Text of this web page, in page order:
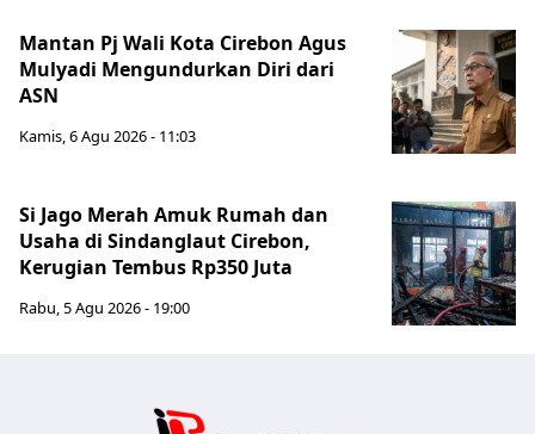
Mantan Pj Wali Kota Cirebon Agus
Mulyadi Mengundurkan Diri dari
ASN
Kamis, 6 Agu 2026 - 11:03
Si Jago Merah Amuk Rumah dan
Usaha di Sindanglaut Cirebon,
Kerugian Tembus Rp350 Juta
Rabu, 5 Agu 2026 - 19:00